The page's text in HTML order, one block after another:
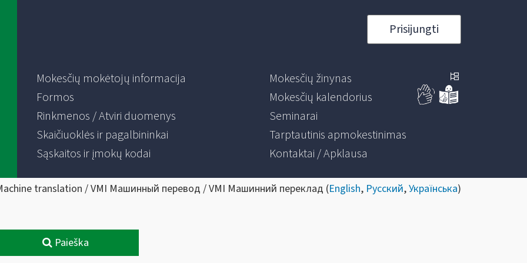
Prisijungti
Mokesčių mokėtojų informacija
Formos
Rinkmenos / Atviri duomenys
Skaičiuoklės ir pagalbininkai
Sąskaitos ir įmokų kodai
Mokesčių žinynas
Mokesčių kalendorius
Seminarai
Tarptautinis apmokestinimas
Kontaktai / Apklausa
translation / VMI Машинный перевод / VMI Машинний переклад (English, Русский,Українська)
Paieška